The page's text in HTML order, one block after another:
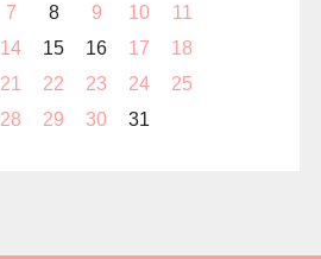
7 8 9 10
11
14 15 16 17
18
21 22 23 24
25
28 29 30
31